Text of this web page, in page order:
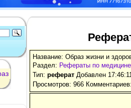
Название: Образ жизни и
Раздел: Рефераты по медицине
Тип: реферат Добавлен
Просмотров: 966